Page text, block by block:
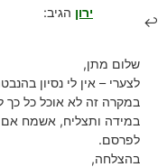
ירון הגיב:
שלום מתן,
לצערי – אין לי נסיון
במקרה זה לא אוכל כל כך
במידה ותצליח, אשמח
לפרסם.
בהצלחה,